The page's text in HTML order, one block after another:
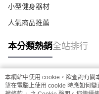
小型健身器材
人氣商品推薦
本分類熱銷全站排行
熱門標籤
本網站中使用 cookie，欲查詢有關
望在電腦上使用 cookie 時應如何